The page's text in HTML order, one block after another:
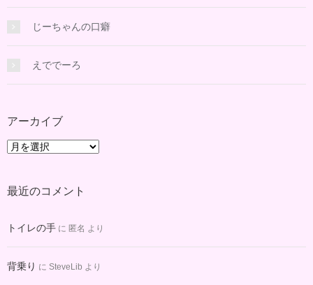
じーちゃんの口癖
えででーろ
アーカイブ
ア
イ
最近のコメント
トイレの手 に 匿名 より
背乗り に SteveLib より